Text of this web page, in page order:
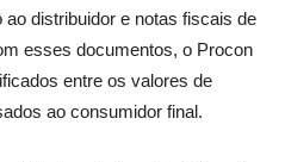
distribuidor e notas fiscais de
esses documentos, o Procon
entre os valores de
ao consumidor final.